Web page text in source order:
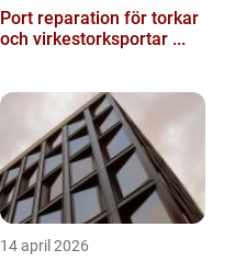
Port reparation för torkar
och virkestorksportar ...
14 april 2026